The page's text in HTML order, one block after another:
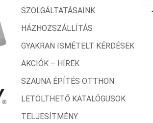
SZOLGÁLTATÁSAINK
HÁZHOZSZÁLLÍTÁS
GYAKRAN ISMÉTELT KÉRDÉSEK
AKCIÓK – HÍREK
SZAUNA ÉPÍTÉS OTTHON
LETÖLTHETŐ KATALÓGUSOK
TELJESÍTMÉNY